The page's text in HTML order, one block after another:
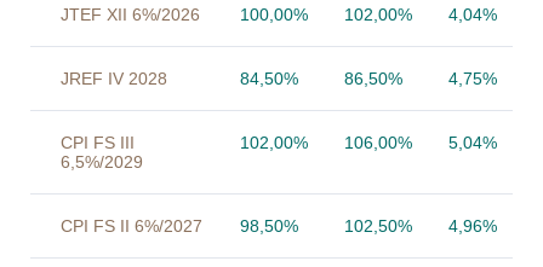
JTEF XII 6%/2026 100,00% 102,00% 4,04%
JREF IV 2028 84,50% 86,50% 4,75%
CPI FS III
6,5%/2029
102,00% 106,00% 5,04%
CPI FS II 6%/2027 98,50% 102,50% 4,96%